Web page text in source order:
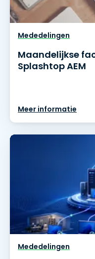
Mededelingen
Maandelijkse
Splashtop AEM
Meer informatie
Mededelingen